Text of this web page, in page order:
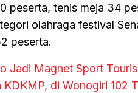
peserta, tenis meja 34
olahraga festival
peserta.
Jadi Magnet Sport
KDKMP, di Wonogiri 102